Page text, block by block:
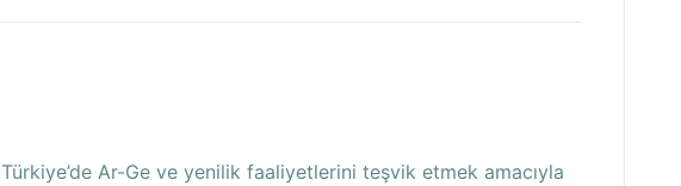
Türkiye’de Ar-Ge ve yenilik faaliyetlerini teşvik etmek amacıyla